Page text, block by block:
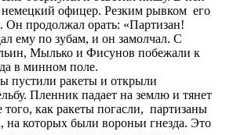
офицер. Резким рывком его
продолжал орать: «Партизан!
ему по зубам, и он замолчал. С
Мылько и Фисунов побежали к
в минном поле.
пустили ракеты и открыли
Пленник падает на землю и тянет
того, как ракеты погасли, партизаны
на которых были вороньи гнезда. Это